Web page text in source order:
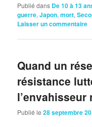
Publié dans De 10 à 13
guerre,Japon,mort,
Laisser un commentaire
Quand un
résistance
l’envahisseur
Publié le28 septembre